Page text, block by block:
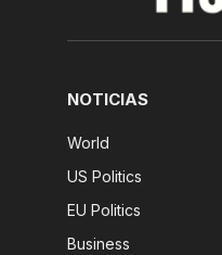
NOTICIAS
World
US Politics
EU Politics
Business